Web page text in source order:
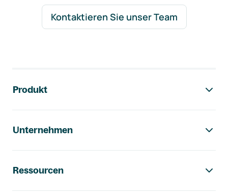
Kontaktieren Sie unser Team
Produkt
Unternehmen
Ressourcen